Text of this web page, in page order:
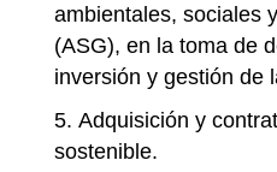
ambientales, sociales
(ASG), en la toma de
inversión y gestión de
Adquisición y
sostenible.